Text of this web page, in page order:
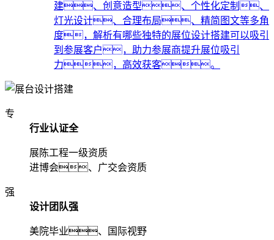
建、创意造型、个性化定制、
灯光设计、合理布局、精简图文等多角
度，解析有哪些独特的展位设计搭建可以吸引
到参展客户，助力参展商提升展位吸引
力，高效获客。
专
行业认证全
展陈工程一级资质
进博会、广交会资质
强
设计团队强
美院毕业、国际视野